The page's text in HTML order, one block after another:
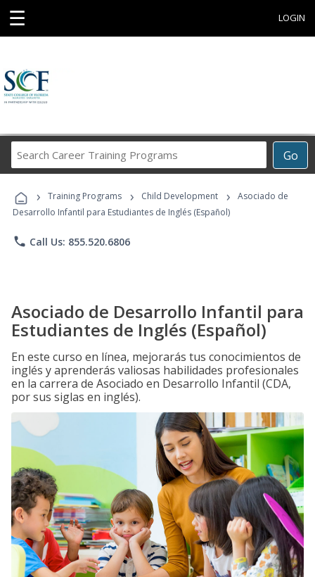
☰ LOGIN
Go
Career
Programs
› Training Programs › Child Development ›
Asociado de
Desarrollo Infantil para Estudiantes de Inglés (Español)
phone Call Us: 855.520.6806
Asociado de Desarrollo Infantil para
Estudiantes de Inglés (Español)
En este curso en línea, mejorarás tus conocimientos de
inglés y aprenderás valiosas habilidades profesionales
en la carrera de Asociado en Desarrollo Infantil (CDA,
por sus siglas en inglés).